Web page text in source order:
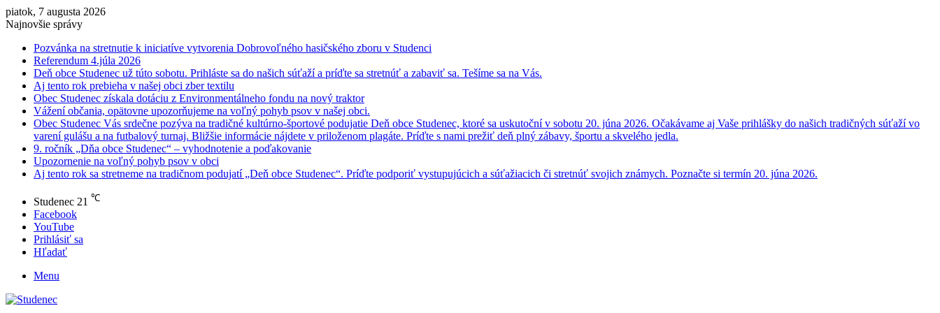
piatok, 7 augusta 2026
Najnovšie správy
Pozvánka na stretnutie k iniciatíve vytvorenia Dobrovoľného hasičského zboru v Studenci
Referendum 4.júla 2026
Deň obce Studenec už túto sobotu. Prihláste sa do našich súťaží a príďte sa stretnúť a zabaviť sa. Tešíme sa na Vás.
Aj tento rok prebieha v našej obci zber textilu
Obec Studenec získala dotáciu z Environmentálneho fondu na nový traktor
Vážení občania, opätovne upozorňujeme na voľný pohyb psov v našej obci.
Obec Studenec Vás srdečne pozýva na tradičné kultúrno-športové podujatie Deň obce Studenec, ktoré sa uskutoční v sobotu 20. júna 2026. Očakávame aj Vaše prihlášky do našich tradičných súťaží vo
varení gulášu a na futbalový turnaj. Bližšie informácie nájdete v priloženom plagáte. Príďte s nami prežiť deň plný zábavy, športu a skvelého jedla.
9. ročník „Dňa obce Studenec“ – vyhodnotenie a poďakovanie
Upozornenie na voľný pohyb psov v obci
Aj tento rok sa stretneme na tradičnom podujatí „Deň obce Studenec“. Príďte podporiť vystupujúcich a súťažiacich či stretnúť svojich známych. Poznačte si termín 20. júna 2026.
Studenec 21 ℃
Facebook
YouTube
Prihlásiť sa
Hľadať
Menu